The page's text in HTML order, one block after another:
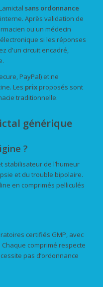
sans ordonnance
Après validation de
ou un médecin
si les réponses
d'un circuit encadré,
PayPal) et ne
Les prixproposés sont
traditionnelle.
générique
?
stabilisateur de l’humeur
et du trouble bipolaire.
en comprimés pelliculés
certifiés GMP, avec
comprimé respecte
pas d’ordonnance